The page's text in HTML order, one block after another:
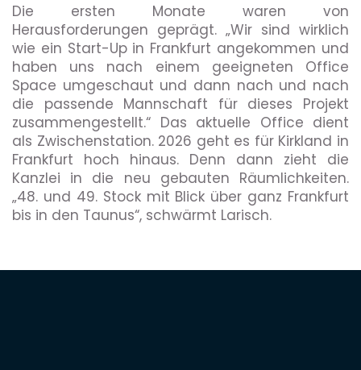
Die ersten Monate waren von
Herausforderungen geprägt. „Wir sind wirklich
wie ein Start-Up in Frankfurt angekommen und
haben uns nach einem geeigneten Office
Space umgeschaut und dann nach und nach
die passende Mannschaft für dieses Projekt
zusammengestellt.“ Das aktuelle Office dient
als Zwischenstation. 2026 geht es für Kirkland in
Frankfurt hoch hinaus. Denn dann zieht die
Kanzlei in die neu gebauten Räumlichkeiten.
„48. und 49. Stock mit Blick über ganz Frankfurt
bis in den Taunus“, schwärmt Larisch.